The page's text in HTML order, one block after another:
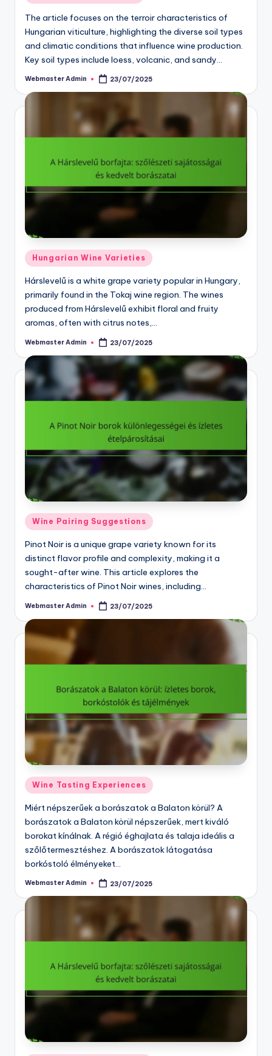
in
The article focuses on the terroir characteristics of
Hungarian viticulture, highlighting the diverse soil types
and climatic conditions that influence wine production.
Key soil types include loess, volcanic, and sandy…
Posted
Webmaster Admin 23/07/2025
Posted
in
Hungarian Wine Varieties
Hárslevelű is a white grape variety popular in Hungary,
primarily found in the Tokaj wine region. The wines
produced from Hárslevelű exhibit floral and fruity
aromas, often with citrus notes,…
Posted
Webmaster Admin 23/07/2025
Posted
in
Wine Pairing Suggestions
Pinot Noir is a unique grape variety known for its
distinct flavor profile and complexity, making it a
sought-after wine. This article explores the
characteristics of Pinot Noir wines, including…
Posted
Webmaster Admin 23/07/2025
Posted
in
Wine Tasting Experiences
Miért népszerűek a borászatok a Balaton körül? A
borászatok a Balaton körül népszerűek, mert kiváló
borokat kínálnak. A régió éghajlata és talaja ideális a
szőlőtermesztéshez. A borászatok látogatása
borkóstoló élményeket…
Posted
Webmaster Admin 23/07/2025